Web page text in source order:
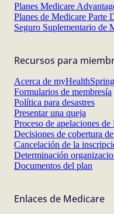
Planes Medicare
Planes de Medicare Parte
Seguro Suplementario de
Recursos para
Acerca de myHealthSpring
Formularios de membresía
Política para desastres
Presentar una queja
Proceso de apelaciones
Decisiones de cobertura
Cancelación de la
Determinación
Documentos del plan
Enlaces de Medicare